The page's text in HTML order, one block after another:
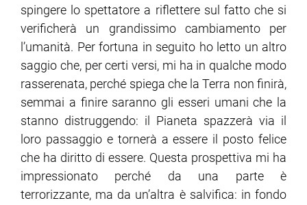
spingere lo spettatore a riflettere sul fatto che si
verificherà un grandissimo cambiamento per
l’umanità. Per fortuna in seguito ho letto un altro
saggio che, per certi versi, mi ha in qualche modo
rasserenata, perché spiega che la Terra non finirà,
semmai a finire saranno gli esseri umani che la
stanno distruggendo: il Pianeta spazzerà via il
loro passaggio e tornerà a essere il posto felice
che ha diritto di essere. Questa prospettiva mi ha
impressionato perché da una parte è
terrorizzante, ma da un’altra è salvifica: in fondo